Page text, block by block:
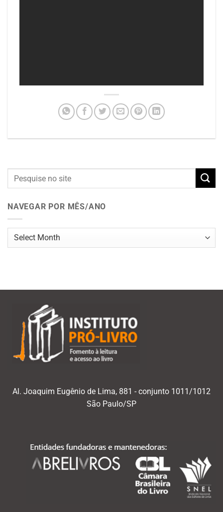
NAVEGAR POR MÊS/ANO
Navegar
Al. Joaquim Eugênio de Lima, 881 - conjunto 1011/1012
São Paulo/SP